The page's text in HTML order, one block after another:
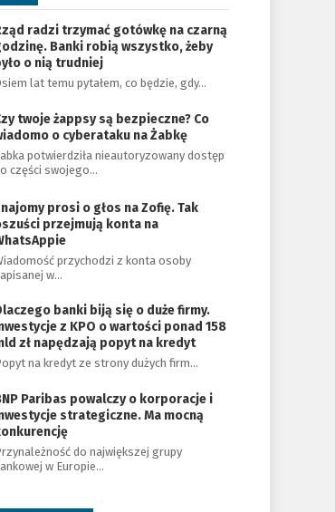
radzi trzymać gotówkę na czarną
Banki robią wszystko, żeby
o nią trudniej
lat temu pytałem, co będzie, gdy…
twoje żappsy są bezpieczne? Co
o cyberataku na Żabkę
potwierdziła nieautoryzowany dostęp
części swojego…
prosi o głos na Zofię. Tak
przejmują konta na
przychodzi z konta osoby
w…
banki biją się o duże firmy.
z KPO o wartości ponad 158
zł napędzają popyt na kredyt
na kredyt ze strony dużych firm…
Paribas powalczy o korporacje i
strategiczne. Ma mocną
do największej grupy
w Europie…